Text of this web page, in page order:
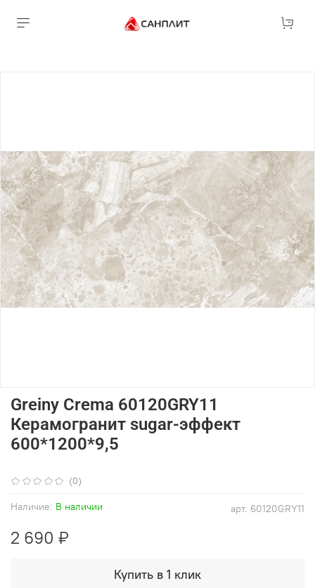
(0)
арт. 60120GRY11
Наличие: В наличии
Greiny Crema 60120GRY11
Керамогранит sugar-эффект
600*1200*9,5
2 690 ₽
Купить в 1 клик